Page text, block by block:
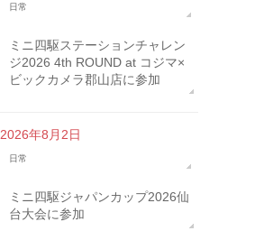
日常
ミニ四駆ステーションチャレン
ジ2026 4th ROUND at コジマ×
ビックカメラ郡山店に参加
2026年8月2日
日常
ミニ四駆ジャパンカップ2026仙
台大会に参加